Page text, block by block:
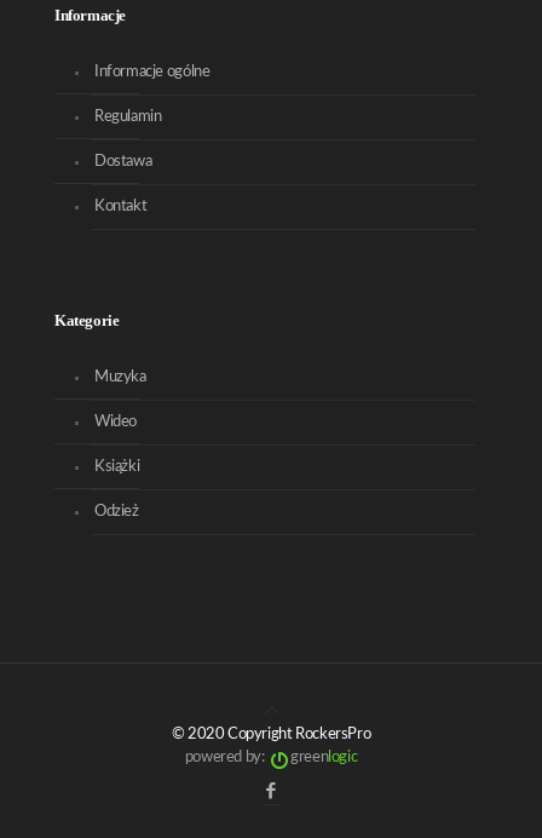
Informacje
Informacje ogólne
Regulamin
Dostawa
Kontakt
Kategorie
Muzyka
Wideo
Książki
Odzież
© 2020 Copyright RockersPro
powered by:
greenlogic